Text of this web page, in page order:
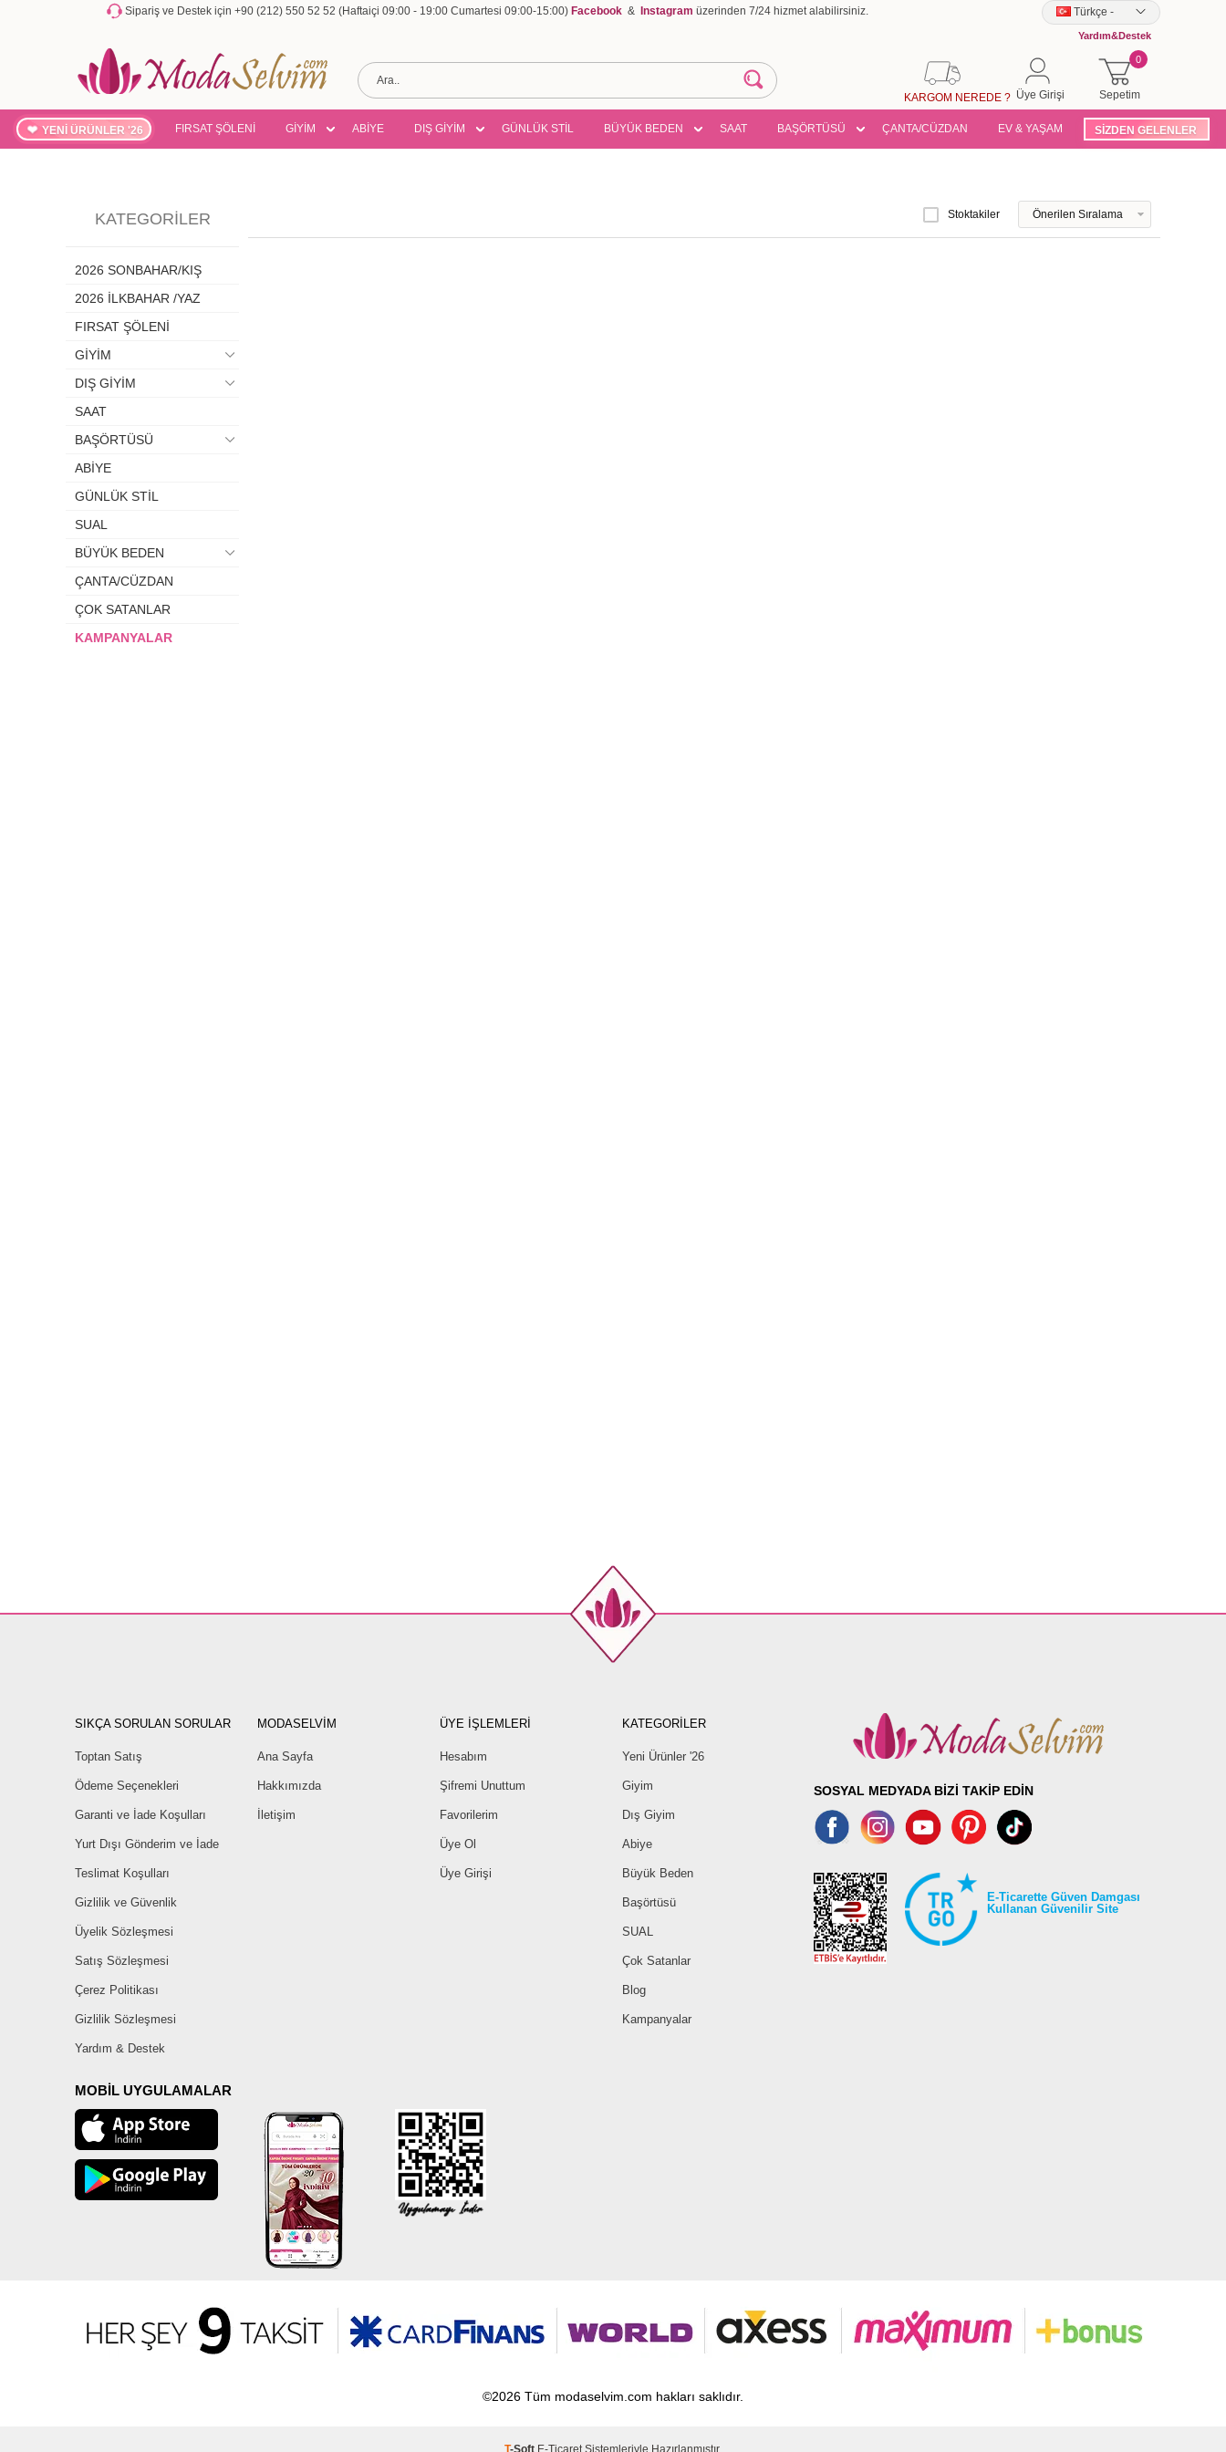
Sipariş ve Destek için +90 (212) 550 52 52 (Haftaiçi 09:00 - 19:00 Cumartesi 09:00-15:00) Facebook & Instagram üzerinden 7/24 hizmet alabilirsiniz. Türkçe -
Yardım&Destek
Sepetim
0
Üye Girişi
KARGOM NEREDE ?
YENİ ÜRÜNLER '26 FIRSAT ŞÖLENİ GİYİM ABİYE DIŞ GİYİM GÜNLÜK STİL BÜYÜK BEDEN SAAT BAŞÖRTÜSÜ ÇANTA/CÜZDAN EV & YAŞAM SİZDEN GELENLER
KATEGORILER
2026 SONBAHAR/KIŞ
2026 İLKBAHAR /YAZ
FIRSAT ŞÖLENİ
GİYİM
DIŞ GİYİM
SAAT
BAŞÖRTÜSÜ
ABİYE
GÜNLÜK STİL
SUAL
BÜYÜK BEDEN
ÇANTA/CÜZDAN
ÇOK SATANLAR
KAMPANYALAR
Stoktakiler
SIKÇA SORULAN SORULAR
Toptan Satış
Ödeme Seçenekleri
Garanti ve İade Koşulları
Yurt Dışı Gönderim ve İade
Teslimat Koşulları
Gizlilik ve Güvenlik
Üyelik Sözleşmesi
Satış Sözleşmesi
Çerez Politikası
Gizlilik Sözleşmesi
Yardım & Destek
MODASELVİM
Ana Sayfa
Hakkımızda
İletişim
ÜYE İŞLEMLERİ
Hesabım
Şifremi Unuttum
Favorilerim
Üye Ol
Üye Girişi
KATEGORİLER
Yeni Ürünler '26
Giyim
Dış Giyim
Abiye
Büyük Beden
Başörtüsü
SUAL
Çok Satanlar
Blog
Kampanyalar
MOBİL UYGULAMALAR
SOSYAL MEDYADA BİZİ TAKİP EDİN
E-Ticarette Güven Damgası
Kullanan Güvenilir Site
©2026 Tüm modaselvim.com hakları saklıdır.
T-Soft E-Ticaret Sistemleriyle Hazırlanmıştır.